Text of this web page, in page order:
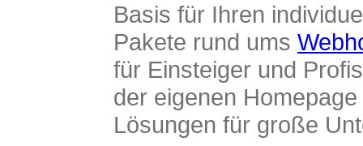
Basis für Ihren
Pakete rund ums
für Einsteiger und
der eigenen
Lösungen für große